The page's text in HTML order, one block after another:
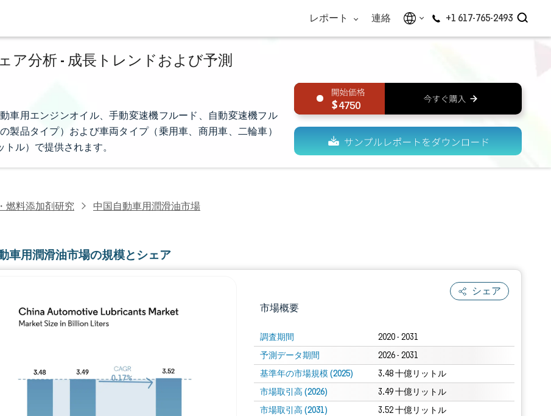
レポート 連絡 +1 617-765-2493
ア分析 - 成長トレンドおよび予測
車用エンジンオイル、手動変速機フルード、自動変速機フル
品タイプ）および車両タイプ（乗用車、商用車、二輪車）
ル）で提供されます。
4750
燃料添加剤研究 中国自動車用潤滑油市場
車用潤滑油市場の規模とシェア
シェア
市場概要
調査期間 2020 - 2031
予測データ期間 2026 - 2031
基準年の市場規模 (2025) 3.48 十億リットル
市場取引高 (2026) 3.49 十億リットル
市場取引高 (2031) 3.52 十億リットル